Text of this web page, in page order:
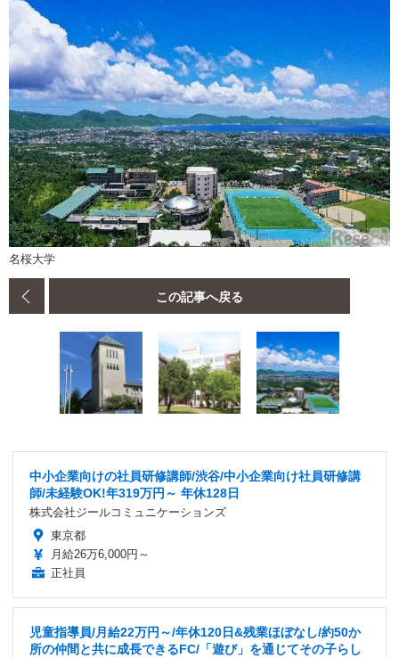
名桜大学
この記事へ戻る
中小企業向けの社員研修講師/渋谷/中小企業向け社員研修講
師/未経験OK!年319万円～ 年休128日
株式会社ジールコミュニケーションズ
東京都
月給26万6,000円～
正社員
児童指導員/月給22万円～/年休120日&残業ほぼなし/約50か
所の仲間と共に成長できるFC/「遊び」を通じてその子らし